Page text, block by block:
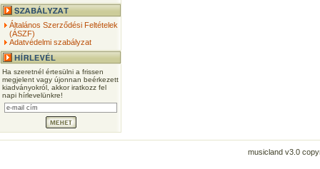
Általános Szerződési Feltételek
(ÁSZF)
Adatvédelmi szabályzat
Ha szeretnél értesülni a frissen
megjelent vagy újonnan beérkezett
kiadványokról, akkor iratkozz fel
napi hírlevelünkre!
musicland v3.0